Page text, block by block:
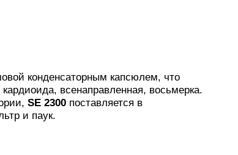
конденсаторным капсюлем, что
всенаправленная, восьмерка.
SE 2300 поставляется в
и паук.